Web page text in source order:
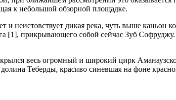
к небольшой обзорной площадке.
и неистовствует дикая река, чуть выше каньон
[1], прикрывающего собой сейчас Зуб
весь огромный и широкий цирк
Теберды, красиво синевшая на фоне